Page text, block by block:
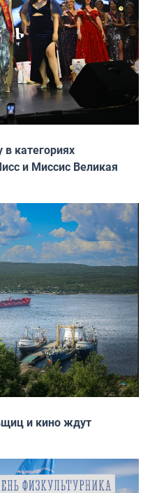
категориях
и Миссис Великая
и кино ждут